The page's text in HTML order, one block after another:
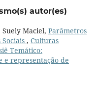
autor(es)
Maciel, Parâmetros
, Culturas
Temático:
e representação de